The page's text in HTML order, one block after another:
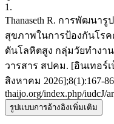
1.
Thanaseth R. การพัฒนา
สุขภาพในการป้องกันโร
ดันโลหิตสูง กลุ่มวัยทำงา
วารสาร สปคม. [อินเทอร์
สิงหาคม 2026];8(1):167-
thaijo.org/index.php/iudcJ/
รูปแบบการอ้างอิงเพิ่มเติม